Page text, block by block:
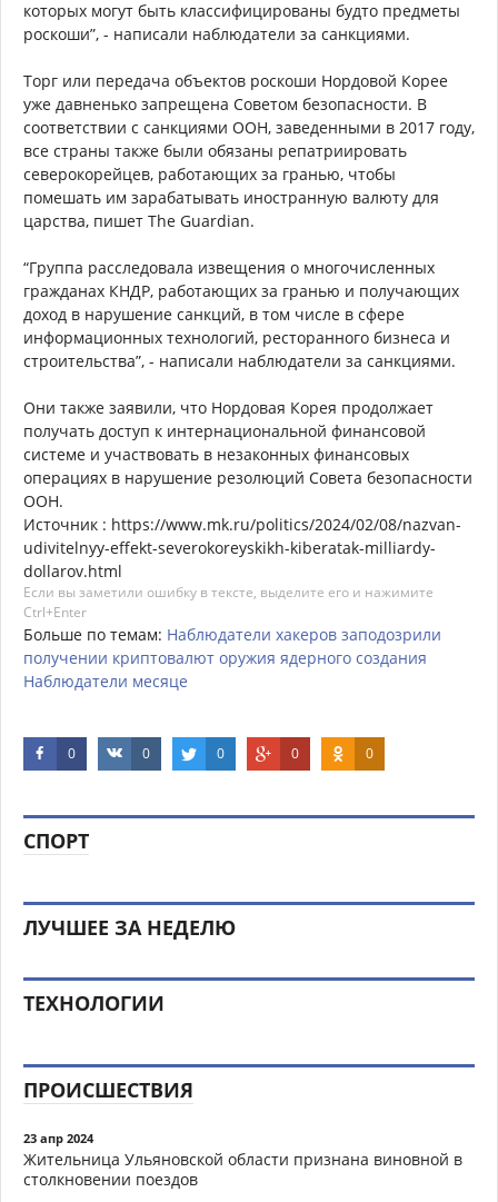
которых могут быть классифицированы будто предметы
роскоши”, - написали наблюдатели за санкциями.
Торг или передача объектов роскоши Нордовой Корее
уже давненько запрещена Советом безопасности. В
соответствии с санкциями ООН, заведенными в 2017 году,
все страны также были обязаны репатриировать
северокорейцев, работающих за гранью, чтобы
помешать им зарабатывать иностранную валюту для
царства, пишет The Guardian.
“Группа расследовала извещения о многочисленных
гражданах КНДР, работающих за гранью и получающих
доход в нарушение санкций, в том числе в сфере
информационных технологий, ресторанного бизнеса и
строительства”, - написали наблюдатели за санкциями.
Они также заявили, что Нордовая Корея продолжает
получать доступ к интернациональной финансовой
системе и участвовать в незаконных финансовых
операциях в нарушение резолюций Совета безопасности
ООН.
Источник : https://www.mk.ru/politics/2024/02/08/nazvan-
udivitelnyy-effekt-severokoreyskikh-kiberatak-milliardy-
dollarov.html
Если вы заметили ошибку в тексте, выделите его и нажимите
Ctrl+Enter
Больше по темам: Наблюдатели хакеров заподозрили
получении криптовалют оружия ядерного создания
Наблюдатели месяце
0 0 0 0 0
СПОРТ
ЛУЧШЕЕ ЗА НЕДЕЛЮ
ТЕХНОЛОГИИ
ПРОИСШЕСТВИЯ
23 апр 2024
Жительница Ульяновской области признана виновной в
столкновении поездов